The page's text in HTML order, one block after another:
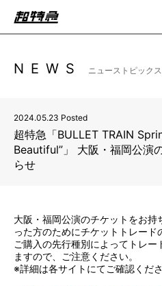
NEWS ニューストピックス
2024.05.23 Posted
超特急「BULLET TRAIN
Beautiful”」 大阪・福岡公演
らせ
大阪・福岡公演のチケットをお
った方のためにチケットトレード
ご購入の先行種別によってトレー
ますので、ご注意ください。
※詳細は各サイトにてご確認くださ